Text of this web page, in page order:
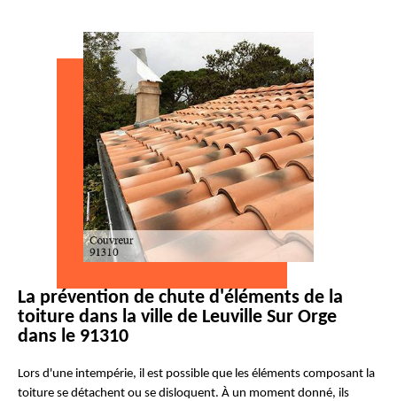
La prévention de chute d'éléments de la
toiture dans la ville de Leuville Sur Orge
dans le 91310
Lors d'une intempérie, il est possible que les éléments composant la
toiture se détachent ou se disloquent. À un moment donné, ils